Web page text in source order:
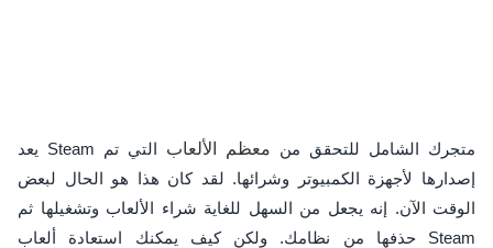
يعد Steam متجرك الشامل للتحقق من معظم الألعاب التي تم
إصدارها لأجهزة الكمبيوتر وشرائها. لقد كان هذا هو الحال لبعض
الوقت الآن. إنه يجعل من السهل للغاية شراء الألعاب وتشغيلها ثم
حذفها من نظامك. ولكن كيف يمكنك استعادة ألعاب Steam